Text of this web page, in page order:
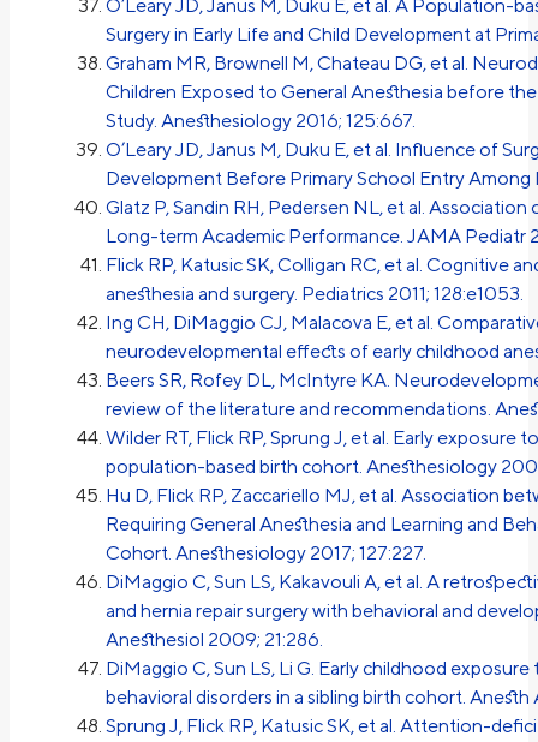
O’Leary JD, Janus M, Duku E, et al. A Population-
Surgery in Early Life and Child Development at
Graham MR, Brownell M, Chateau DG, et al.
Children Exposed to General Anesthesia before
Study. Anesthesiology 2016; 125:667.
O’Leary JD, Janus M, Duku E, et al. Influence of
Development Before Primary School Entry Among
Glatz P, Sandin RH, Pedersen NL, et al.
Long-term Academic Performance. JAMA Pediatr
Flick RP, Katusic SK, Colligan RC, et al. Cognitive
anesthesia and surgery. Pediatrics 2011; 128:e1053.
Ing CH, DiMaggio CJ, Malacova E, et al.
neurodevelopmental effects of early childhood
Beers SR, Rofey DL, McIntyre KA.
review of the literature and recommendations.
Wilder RT, Flick RP, Sprung J, et al. Early exposure
population-based birth cohort. Anesthesiology
Hu D, Flick RP, Zaccariello MJ, et al. Association
Requiring General Anesthesia and Learning and
Cohort. Anesthesiology 2017; 127:227.
DiMaggio C, Sun LS, Kakavouli A, et al. A
and hernia repair surgery with behavioral and
Anesthesiol 2009; 21:286.
DiMaggio C, Sun LS, Li G. Early childhood
behavioral disorders in a sibling birth cohort. Anesth
Sprung J, Flick RP, Katusic SK, et al. Attention-